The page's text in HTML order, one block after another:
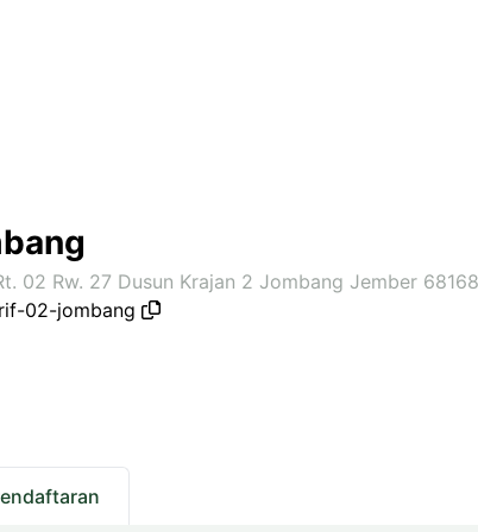
02 Rw. 27 Dusun Krajan 2 Jombang Jember 68168
02-jombang